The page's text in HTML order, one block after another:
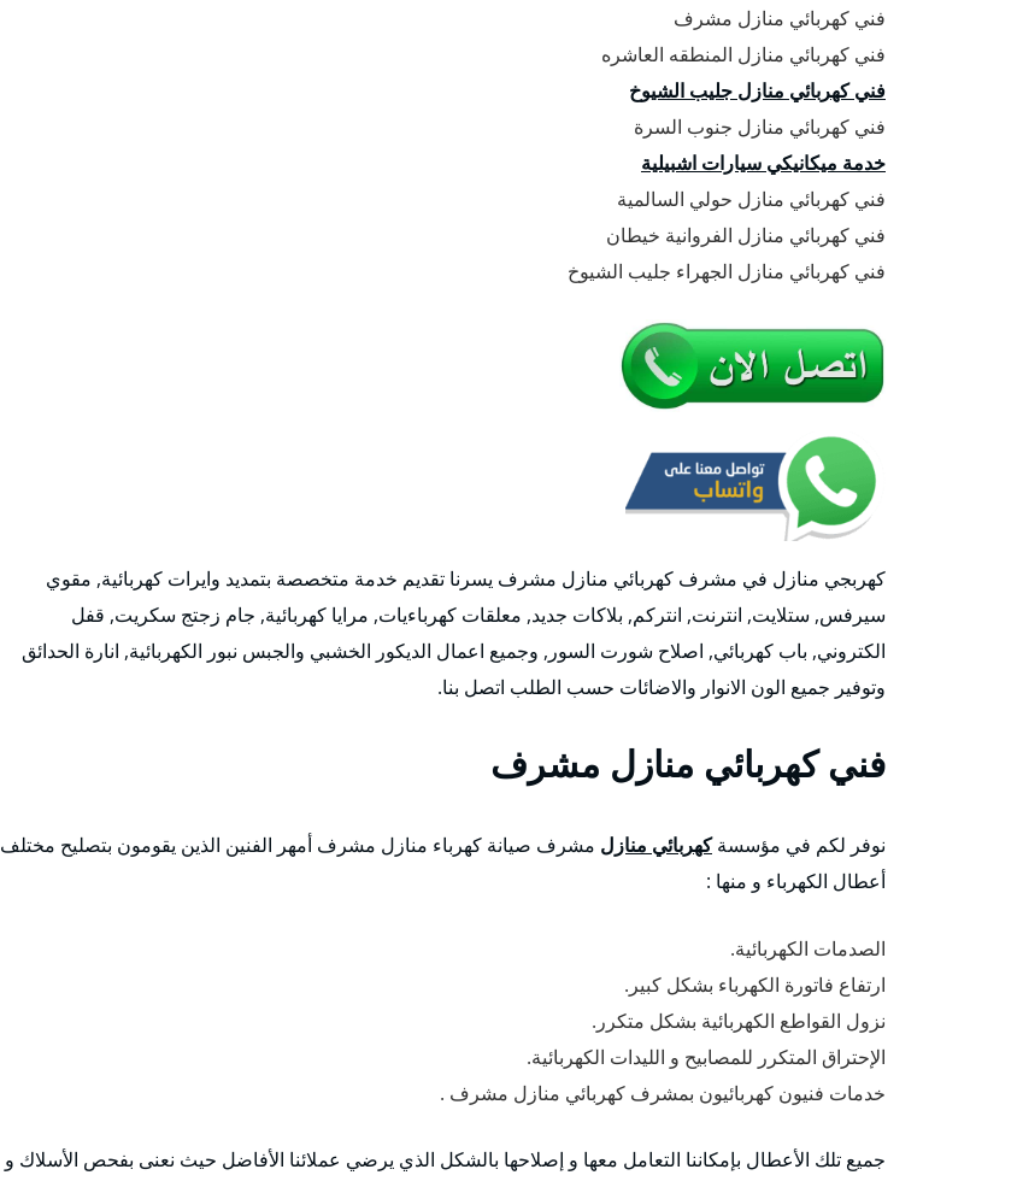
فني كهربائي منازل مشرف
فني كهربائي منازل المنطقه العاشره
فني كهربائي منازل جليب الشيوخ
فني كهربائي منازل جنوب السرة
خدمة ميكانيكي سيارات اشبيلية
فني كهربائي منازل حولي السالمية
فني كهربائي منازل الفروانية خيطان
فني كهربائي منازل الجهراء جليب الشيوخ
كهربجي منازل في مشرف كهربائي منازل مشرف يسرنا تقديم خدمة متخصصة بتمديد وايرات كهربائية, مقوي
سيرفس, ستلايت, انترنت, انتركم, بلاكات جديد, معلقات كهرباءيات, مرايا كهربائية, جام زجتج سكريت, قفل
الكتروني, باب كهربائي, اصلاح شورت السور, وجميع اعمال الديكور الخشبي والجبس نبور الكهربائية, انارة الحدائق
وتوفير جميع الون الانوار والاضائات حسب الطلب اتصل بنا.
فني كهربائي منازل مشرف
نوفر لكم في مؤسسةكهربائي منازل مشرف صيانة كهرباء منازل مشرف أمهر الفنين الذين يقومون بتصليح مختلف
أعطال الكهرباء و منها :
الصدمات الكهربائية.
ارتفاع فاتورة الكهرباء بشكل كبير.
نزول القواطع الكهربائية بشكل متكرر.
الإحتراق المتكرر للمصابيح و الليدات الكهربائية.
خدمات فنيون كهربائيون بمشرف كهربائي منازل مشرف .
جميع تلك الأعطال بإمكاننا التعامل معها و إصلاحها بالشكل الذي يرضي عملائنا الأفاضل حيث نعنى بفحص الأسلاك و